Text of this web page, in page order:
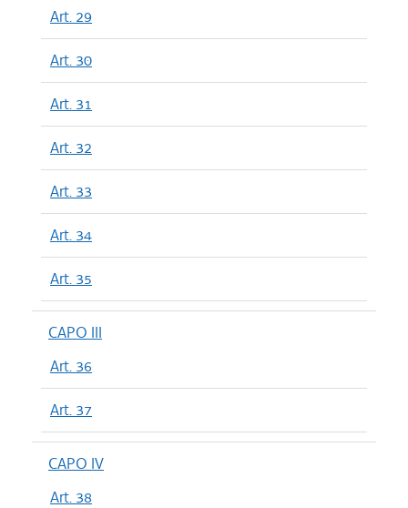
Art. 29
Art. 30
Art. 31
Art. 32
Art. 33
Art. 34
Art. 35
CAPO III
Art. 36
Art. 37
CAPO IV
Art. 38